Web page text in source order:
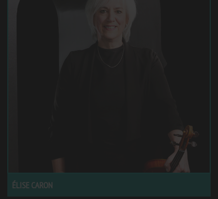
ÉLISE CARON